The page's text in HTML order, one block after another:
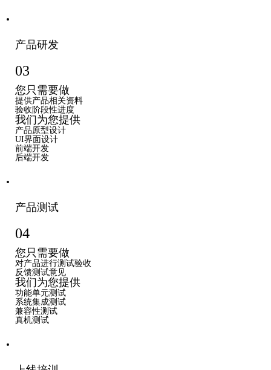
产品研发
03
您只需要做
提供产品相关资料
验收阶段性进度
我们为您提供
产品原型设计
UI界面设计
前端开发
后端开发
产品测试
04
您只需要做
对产品进行测试验收
反馈测试意见
我们为您提供
功能单元测试
系统集成测试
兼容性测试
真机测试